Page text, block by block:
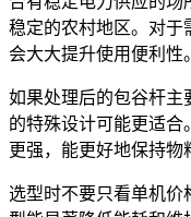
稳定的农村地区。对于
会大大提升使用便利性。
如果处理后的包谷杆主
的特殊设计可能更适合
更强，能更好地保持物
选型时不要只看单机价